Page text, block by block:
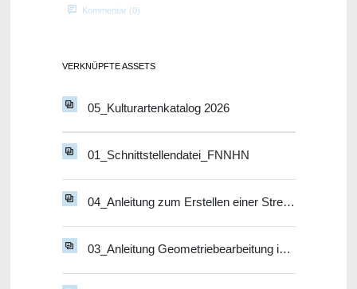
Kommentar (0)
VERKNÜPFTE ASSETS
05_Kulturartenkatalog 2026
01_Schnittstellendatei_FNNHN
04_Anleitung zum Erstellen einer Streifengeometrie
03_Anleitung Geometriebearbeitung in FNN-Vorstufe